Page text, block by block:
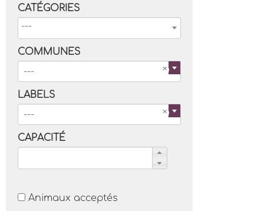
CATÉGORIES
COMMUNES
---
LABELS
---
CAPACITÉ
Animaux acceptés